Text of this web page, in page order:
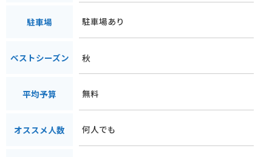
駐車場 駐車場あり
ベストシーズン 秋
平均予算 無料
オススメ人数 何人でも